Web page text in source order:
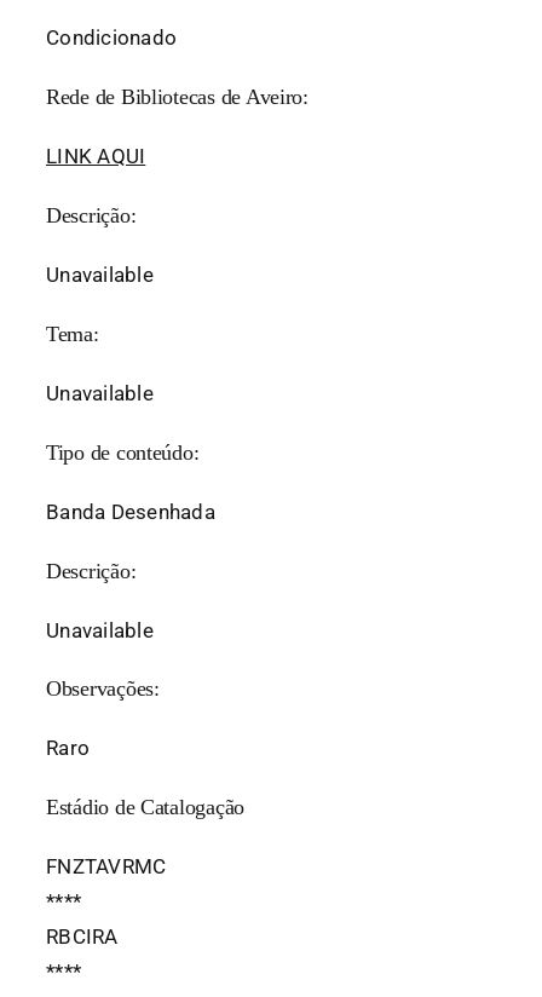
Condicionado
Rede de Bibliotecas de Aveiro:
LINK AQUI
Descrição:
Unavailable
Tema:
Unavailable
Tipo de conteúdo:
Banda Desenhada
Descrição:
Unavailable
Observações:
Raro
Estádio de Catalogação
FNZTAVRMC
****
RBCIRA
****